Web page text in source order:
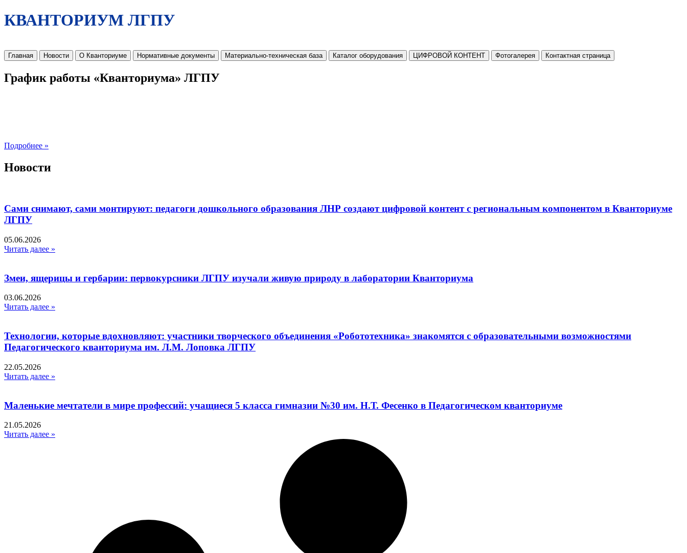
КВАНТОРИУМ ЛГПУ
Главная Новости О Кванториуме Нормативные документы Материально-техническая база Каталог оборудования ЦИФРОВОЙ КОНТЕНТ Фотогалерея Контактная страница
График работы «Кванториума» ЛГПУ
Подробнее »
Новости
Сами снимают, сами монтируют: педагоги дошкольного образования ЛНР создают цифровой контент с региональным компонентом в Кванториуме
ЛГПУ​
05.06.2026
Читать далее »
Змеи, ящерицы и гербарии: первокурсники ЛГПУ изучали живую природу в лаборатории Кванториума
03.06.2026
Читать далее »
Технологии, которые вдохновляют: участники творческого объединения «Робототехника» знакомятся с образовательными возможностями
Педагогического кванториума им. Л.М. Лоповка ЛГПУ
22.05.2026
Читать далее »
Маленькие мечтатели в мире профессий: учащиеся 5 класса гимназии №30 им. Н.Т. Фесенко в Педагогическом кванториуме
21.05.2026
Читать далее »